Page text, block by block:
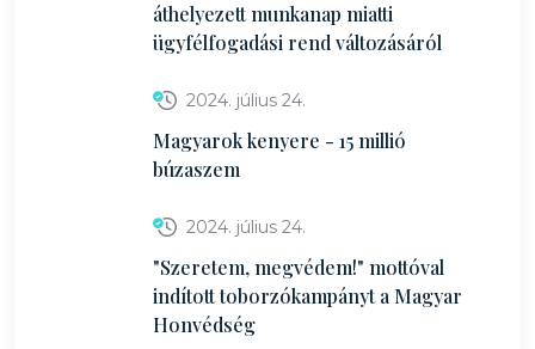
áthelyezett munkanap miatti
ügyfélfogadási rend változásáról
2024. július 24.
Magyarok kenyere - 15 millió
búzaszem
2024. július 24.
"Szeretem, megvédem!" mottóval
indított toborzókampányt a Magyar
Honvédség